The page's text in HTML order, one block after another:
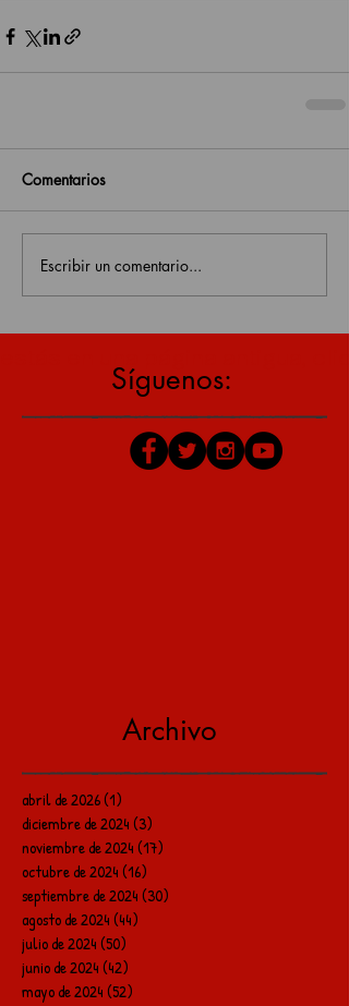
Comentarios
Escribir un comentario...
Síguenos:
Archivo
abril de 2026(1)
diciembre de 2024(3)
noviembre de 2024(17)
octubre de 2024(16)
septiembre de 2024(30)
agosto de 2024(44)
julio de 2024(50)
junio de 2024(42)
mayo de 2024(52)